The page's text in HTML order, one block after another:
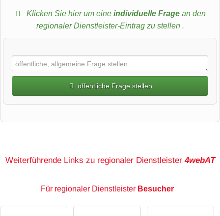
Klicken Sie hier um eine individuelle Fragean den
regionaler Dienstleister-Eintrag zu stellen .
öffentliche Frage stellen
E-Mail-Adresse (wird nicht veröffentlicht)
Weiterführende Links zu regionaler Dienstleister4webAT
Für regionaler Dienstleister Besucher